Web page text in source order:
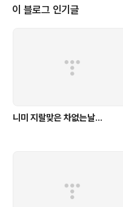
ㅎㅎ 한동안 Sun 의 Mysql 인수와
행보를 좀 불안하게 여겨왔었던게 없
이 블로그 인기글
니미 지랄맞은 차없는날...